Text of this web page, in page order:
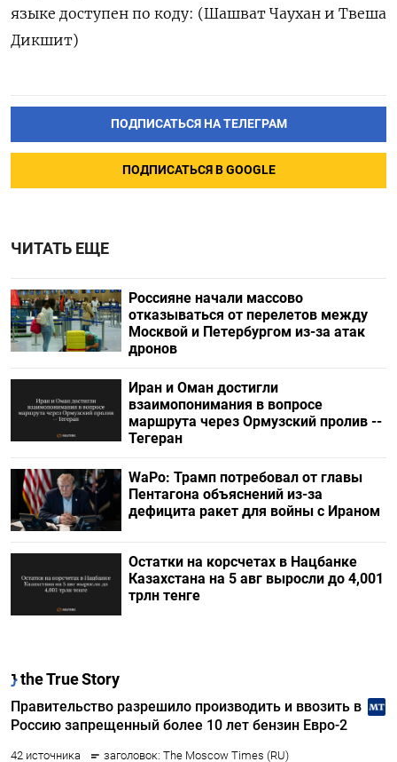
языке доступен по коду: (Шашват Чаухан и Твеша
Дикшит)
ПОДПИСАТЬСЯ НА ТЕЛЕГРАМ
ПОДПИСАТЬСЯ В GOOGLE
ЧИТАТЬ ЕЩЕ
Россияне начали массово
отказываться от перелетов между
Москвой и Петербургом из-за атак
дронов
Иран и Оман достигли
взаимопонимания в вопросе
маршрута через Ормузский пролив --
Тегеран
WaPo: Трамп потребовал от главы
Пентагона объяснений из-за
дефицита ракет для войны с Ираном
Остатки на корсчетах в Нацбанке
Казахстана на 5 авг выросли до 4,001
трлн тенге